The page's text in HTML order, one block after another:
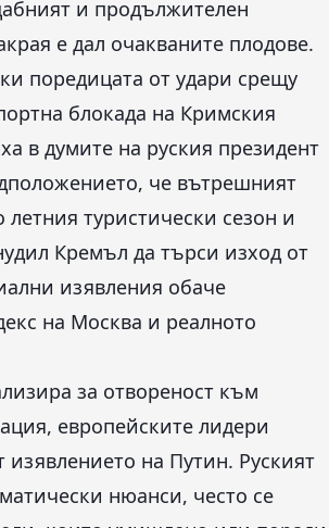
и продължителен
е дал очакваните плодове.
поредицата от удари срещу
блокада на Кримския
в думите на руския президент
че вътрешният
туристически сезон и
Кремъл да търси изход от
изявления обаче
на Москва и реалното
за отвореност към
европейските лидери
на Путин. Руският
нюанси, често се